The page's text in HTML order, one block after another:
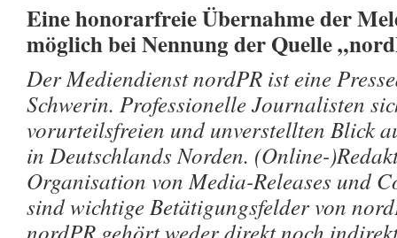
Eine honorarfreie Übernahme der
möglich bei Nennung der Quelle
Der Mediendienst nordPR ist eine
Schwerin. Professionelle Journalisten
vorurteilsfreien und unverstellten Blick
in Deutschlands Norden. (Online-
Organisation von Media-Releases und
sind wichtige Betätigungsfelder von
nordPR gehört weder direkt noch